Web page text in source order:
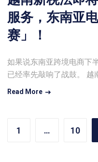
服务，东南亚
赛」！
如果说东南亚跨境电商下
已经率先敲响了战鼓。 越
Read More
1 … 10